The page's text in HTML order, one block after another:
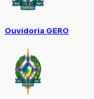
Ouvidoria GERO